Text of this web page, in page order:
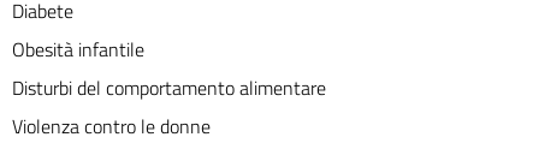
Diabete
Obesità infantile
Disturbi del comportamento alimentare
Violenza contro le donne